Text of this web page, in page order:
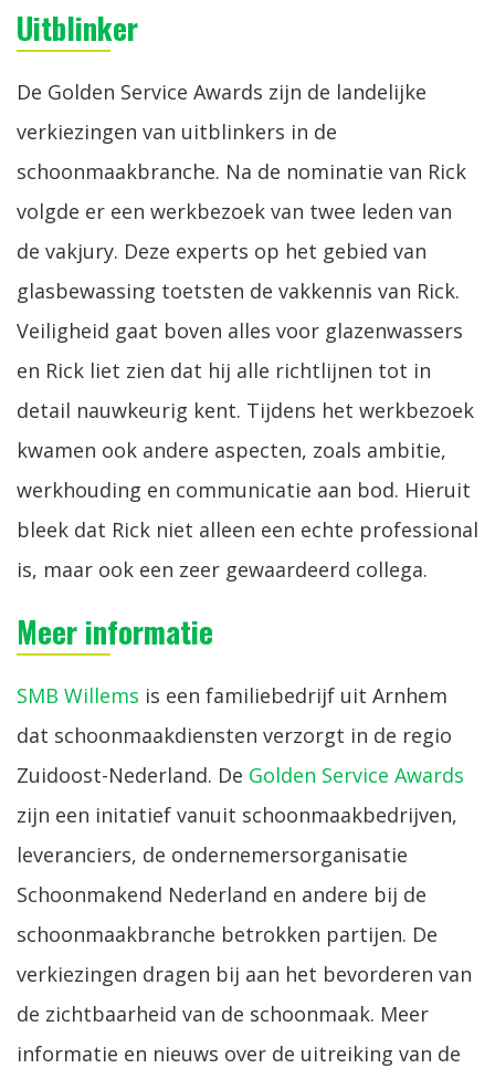
Uitblinker
De Golden Service Awards zijn de landelijke
verkiezingen van uitblinkers in de
schoonmaakbranche. Na de nominatie van Rick
volgde er een werkbezoek van twee leden van
de vakjury. Deze experts op het gebied van
glasbewassing toetsten de vakkennis van Rick.
Veiligheid gaat boven alles voor glazenwassers
en Rick liet zien dat hij alle richtlijnen tot in
detail nauwkeurig kent. Tijdens het werkbezoek
kwamen ook andere aspecten, zoals ambitie,
werkhouding en communicatie aan bod. Hieruit
bleek dat Rick niet alleen een echte professional
is, maar ook een zeer gewaardeerd collega.
Meer informatie
SMB Willems is een familiebedrijf uit Arnhem
dat schoonmaakdiensten verzorgt in de regio
Zuidoost-Nederland. De Golden Service Awards
zijn een initatief vanuit schoonmaakbedrijven,
leveranciers, de ondernemersorganisatie
Schoonmakend Nederland en andere bij de
schoonmaakbranche betrokken partijen. De
verkiezingen dragen bij aan het bevorderen van
de zichtbaarheid van de schoonmaak. Meer
informatie en nieuws over de uitreiking van de